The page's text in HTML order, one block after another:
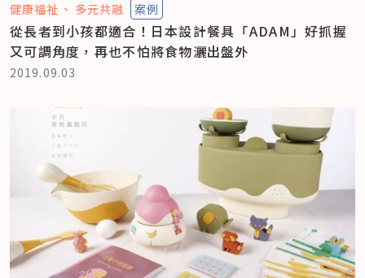
健康福祉 多元共融 案例
從長者到小孩都適合！日本設計餐具「ADAM」好抓握
又可調角度，再也不怕將食物灑出盤外
2019.09.03